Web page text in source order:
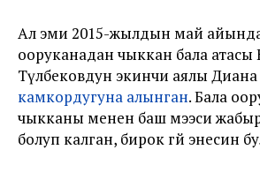
Ал эми 2015-жылдын май
ооруканадан чыккан бала атасы
Түлөбековдун экинчи аялы
камкордугуна алынган. Бала
чыкканы менен баш мээси
болуп калган, бирок өгөй энесин